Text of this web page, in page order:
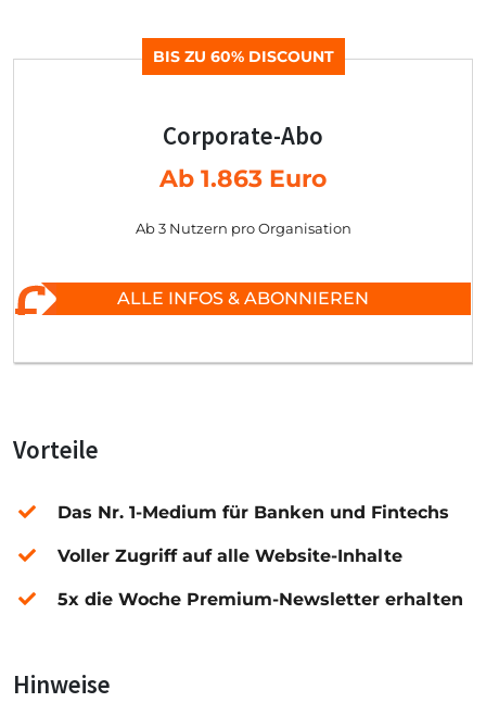
BIS ZU 60% DISCOUNT
Corporate-Abo
Ab 1.863 Euro
Ab 3 Nutzern pro Organisation
ALLE INFOS & ABONNIEREN
Vorteile
Das Nr. 1-Medium für Banken und Fintechs
Voller Zugriff auf alle Website-Inhalte
5x die Woche Premium-Newsletter erhalten
Hinweise